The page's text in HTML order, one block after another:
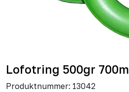
Lofotring 500gr 700m
Produktnummer: 13042